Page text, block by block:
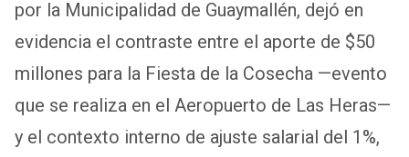
s
A
p
p
er b
o
o
k
e
por la Municipalidad de Guaymallén, dejó en
evidencia el contraste entre el aporte de $50
millones para la Fiesta de la Cosecha —evento
que se realiza en el Aeropuerto de Las Heras—
y el contexto interno de ajuste salarial del 1%,